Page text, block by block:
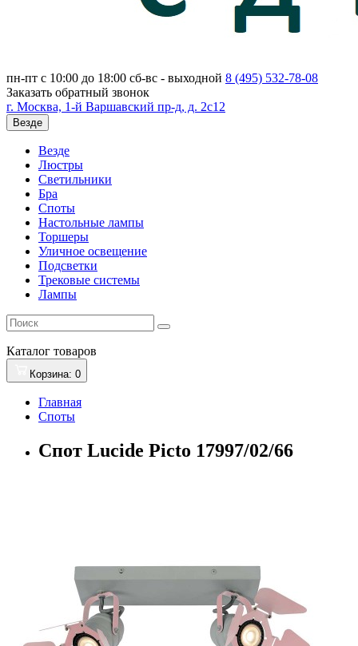
пн-пт с 10:00 до 18:00 сб-вс - выходной 8 (495) 532-78-08
Заказать обратный звонок
г. Москва, 1-й Варшавский пр-д, д. 2с12
Везде
Везде
Люстры
Светильники
Бра
Споты
Настольные лампы
Торшеры
Уличное освещение
Подсветки
Трековые системы
Лампы
Каталог товаров
Корзина: 0
Главная
Споты
Спот Lucide Picto 17997/02/66